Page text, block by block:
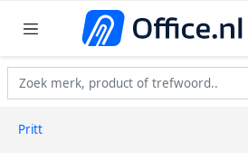
Pritt